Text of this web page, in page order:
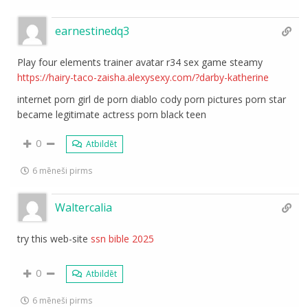
earnestinedq3
Play four elements trainer avatar r34 sex game steamy
https://hairy-taco-zaisha.alexysexy.com/?darby-katherine
internet porn girl de porn diablo cody porn pictures porn star
became legitimate actress porn black teen
0 Atbildēt
6 mēneši pirms
Waltercalia
try this web-site ssn bible 2025
0 Atbildēt
6 mēneši pirms